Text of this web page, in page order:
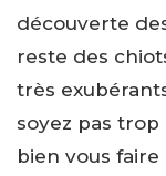
découverte
reste des
très
soyez pas
bien vous